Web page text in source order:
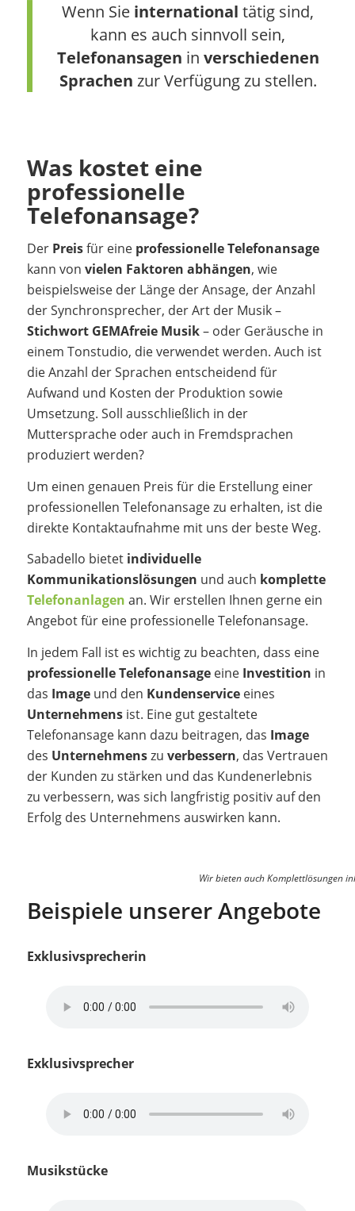
Wenn Sie internationaltätig sind,
kann es auch sinnvoll sein,
Telefonansagen in verschiedenen
Sprachen zur Verfügung zu stellen.
Was kostet eine
professionelle
Telefonansage?
Der Preisfür eine professionelle Telefonansage
kann von vielen Faktoren abhängen, wie
beispielsweise der Länge der Ansage, der Anzahl
der Synchronsprecher, der Art der Musik –
Stichwort GEMAfreie Musik– oder Geräusche in
einem Tonstudio, die verwendet werden. Auch ist
die Anzahl der Sprachen entscheidend für
Aufwand und Kosten der Produktion sowie
Umsetzung. Soll ausschließlich in der
Muttersprache oder auch in Fremdsprachen
produziert werden?
Um einen genauen Preis für die Erstellung einer
professionellen Telefonansage zu erhalten, ist die
direkte Kontaktaufnahme mit uns der beste Weg.
Sabadello bietet individuelle
Kommunikationslösungen und auch komplette
Telefonanlagen an. Wir erstellen Ihnen gerne ein
Angebot für eine professionelle Telefonansage.
In jedem Fall ist es wichtig zu beachten, dass eine
professionelle Telefonansage eine Investition in
das Image und den Kundenservice eines
Unternehmens ist. Eine gut gestaltete
Telefonansage kann dazu beitragen, das Image
des Unternehmenszu verbessern, das Vertrauen
der Kunden zu stärken und das Kundenerlebnis
zu verbessern, was sich langfristig positiv auf den
Erfolg des Unternehmens auswirken kann.
Wir bieten auch Komplettlösungen
Beispiele unserer Angebote
Exklusivsprecherin
Exklusivsprecher
Musikstücke